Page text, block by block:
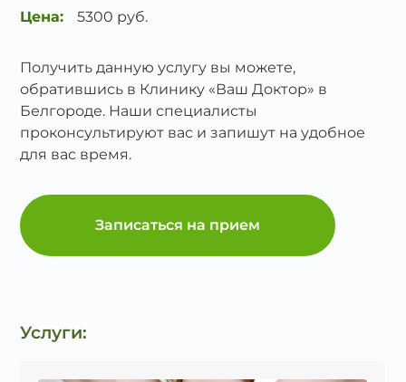
Цена: 5300 руб.
Получить данную услугу вы можете,
обратившись в Клинику «Ваш Доктор» в
Белгороде. Наши специалисты
проконсультируют вас и запишут на удобное
для вас время.
Записаться на прием
Услуги: